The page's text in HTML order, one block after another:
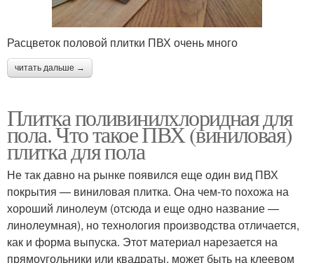
Расцветок половой плитки ПВХ очень много
читать дальше →
Плитка поливинилхлоридная для
пола. Что такое ПВХ (виниловая)
плитка для пола
Не так давно на рынке появился еще один вид ПВХ
покрытия — виниловая плитка. Она чем-то похожа на
хороший линолеум (отсюда и еще одно название —
линолеумная), но технология производства отличается,
как и форма выпуска. Этот материал нарезается на
прямоугольники или квадраты, может быть на клеевом